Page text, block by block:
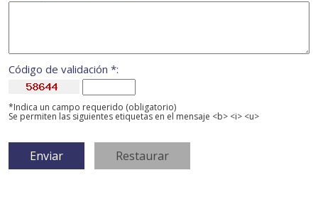
Código de validación *:
*Indica un campo requerido (obligatorio)
Se permiten las siguientes etiquetas en el mensaje <b> <i> <u>